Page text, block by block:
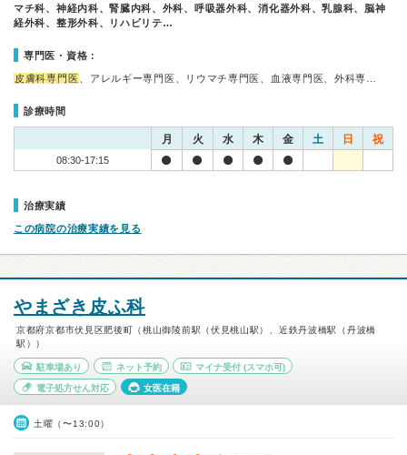
マチ科、神経内科、腎臓内科、外科、呼吸器外科、消化器外科、乳腺科、脳神
経外科、整形外科、リハビリテ…
専門医・資格：
皮膚科専門医 、アレルギー専門医、リウマチ専門医、血液専門医、外科専…
診療時間
月 火 水 木 金 土 日 祝
08:30-17:15
治療実績
この病院の治療実績を見る
やまざき皮ふ科
京都府京都市伏見区肥後町（桃山御陵前駅（伏見桃山駅）、近鉄丹波橋駅（丹波橋
駅））
駐車場あり ネット予約 マイナ受付 (スマホ可)
電子処方せん対応 女医在籍
土曜（〜13:00）